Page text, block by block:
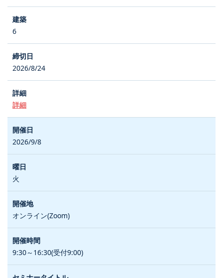
6
2026/8/24
詳細
2026/9/8
火
オンライン(Zoom)
9:30～16:30(受付9:00)